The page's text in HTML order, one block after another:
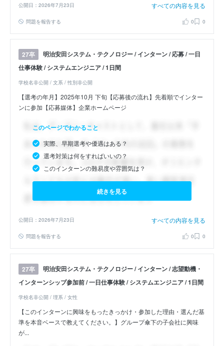
公開日：2026年7月23日 すべての内容を見る
問題を報告する 0 0
27卒
明治安田システム・テクノロジー / インターン / 応募 / 一日
仕事体験 / システムエンジニア / 1日間
学校名非公開 / 文系 / 性別非公開
【選考の年月】2025年10月 下旬【応募後の流れ】先着順でインター
ンに参加【応募媒体】企業ホームページ
このページでわかること
実際、早期選考や優遇はある？
選考対策は何をすればいいの？
このインターンの難易度や雰囲気は？
続きを見る
公開日：2026年7月23日 すべての内容を見る
問題を報告する 0 0
27卒
明治安田システム・テクノロジー / インターン / 志望動機・
インターンシップ参加前 / 一日仕事体験 / システムエンジニア / 1日間
学校名非公開 / 理系 / 女性
【このインターンに興味をもったきっかけ・参加した理由・選んだ基
準を本音ベースで教えてください。】グループ傘下の子会社に興味
が...